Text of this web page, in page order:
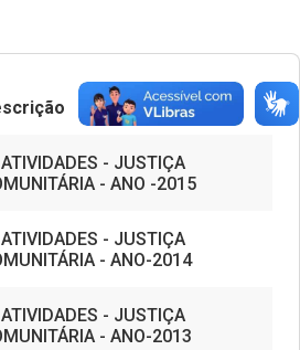
ATIVIDADES - JUSTIÇA
- ANO -2015
ATIVIDADES - JUSTIÇA
- ANO-2014
ATIVIDADES - JUSTIÇA
- ANO-2013